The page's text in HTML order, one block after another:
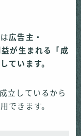
広告主・
が生まれる「成
ています。
立しているから
できます。